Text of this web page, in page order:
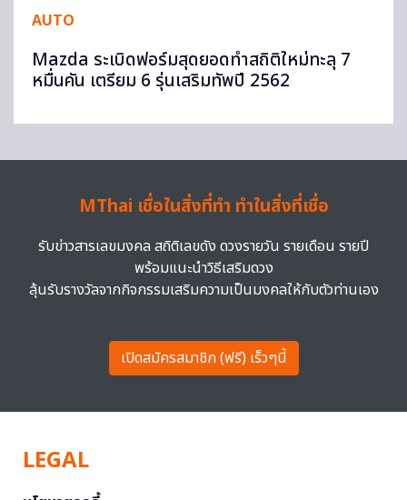
AUTO
Mazda ระเบิดฟอร์มสุดยอดทำสถิติใหม่ทะลุ 7
หมื่นคัน เตรียม 6 รุ่นเสริมทัพปี 2562
MThai เชื่อในสิ่งที่ทำ ทำในสิ่งที่เชื่อ
รับข่าวสารเลขมงคล สถิติเลขดัง ดวงรายวัน รายเดือน รายปี
พร้อมแนะนำวิธีเสริมดวง
ลุ้นรับรางวัลจากกิจกรรมเสริมความเป็นมงคลให้กับตัวท่านเอง
เปิดสมัครสมาชิก (ฟรี) เร็วๆนี้
LEGAL